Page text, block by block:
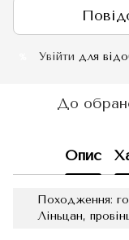
Увійти для
До
Опис
Походження:
Ліньцан,